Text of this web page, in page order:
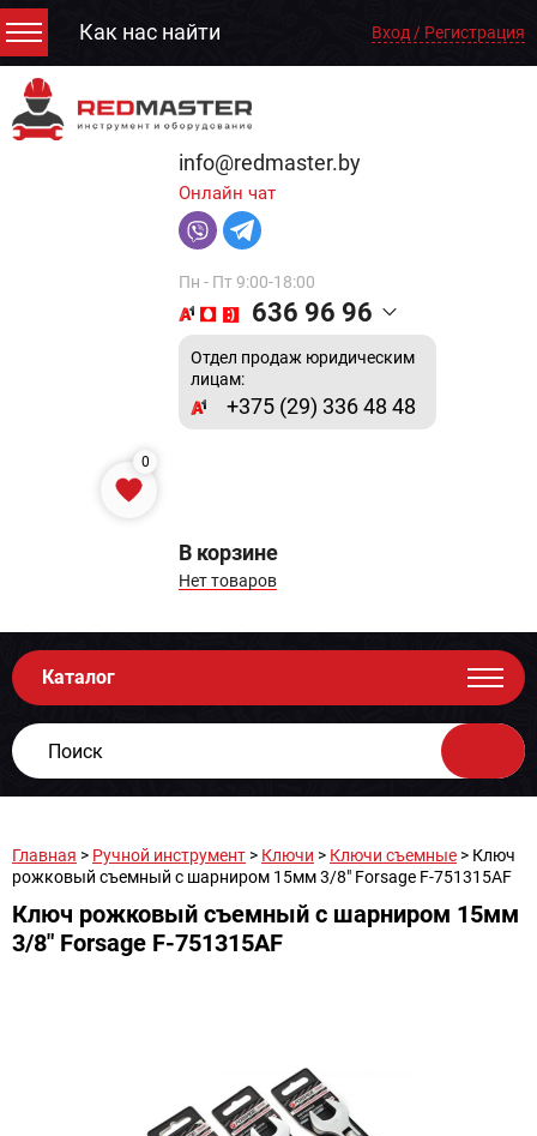
Как нас найти Вход / Регистрация
info@redmaster.by
Онлайн чат
Пн - Пт 9:00-18:00
636 96 96
Отдел продаж юридическим
лицам:
+375 (29) 336 48 48
0
В корзине
Нет товаров
Каталог
Главная > Ручной инструмент > Ключи > Ключи съемные > Ключ
рожковый съемный с шарниром 15мм 3/8" Forsage F-751315AF
Ключ рожковый съемный с шарниром 15мм
3/8" Forsage F-751315AF